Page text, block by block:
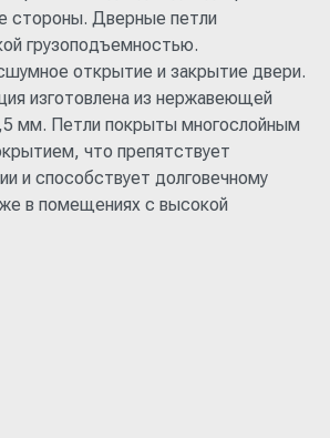
стороны. Дверные петли
грузоподъемностью.
открытие и закрытие двери.
изготовлена из нержавеющей
мм. Петли покрыты многослойным
что препятствует
и способствует долговечному
в помещениях с высокой